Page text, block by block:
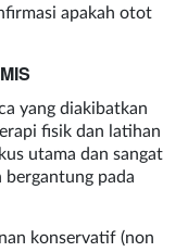
apakah otot
yang diakibatkan
fisik dan latihan
utama dan sangat
pada
konservatif (non